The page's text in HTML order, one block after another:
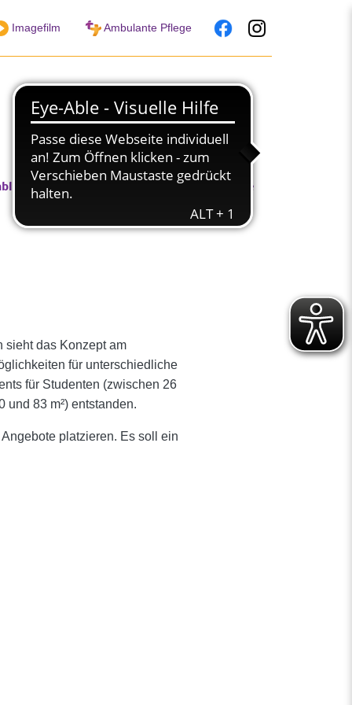
Imagefilm Ambulante Pflege
in unsere Arbeit Jobs & Karriere
sieht das Konzept am
für unterschiedliche
für Studenten (zwischen 26
und 83 m²) entstanden.
platzieren. Es soll ein